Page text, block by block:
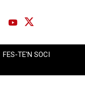
FES-TE'N SOCI